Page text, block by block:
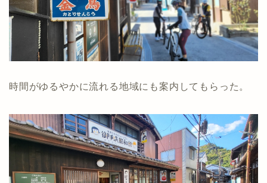
時間がゆるやかに流れる地域にも案内してもらった。